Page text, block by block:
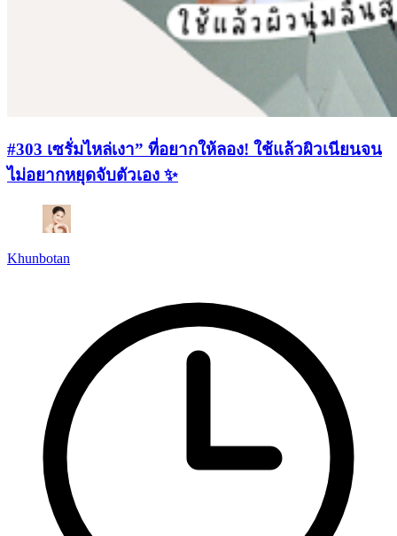
#303 เซรั่มไหล่เงา” ที่อยากให้ลอง! ใช้แล้วผิวเนียนจน
ไม่อยากหยุดจับตัวเอง ✨
Khunbotan